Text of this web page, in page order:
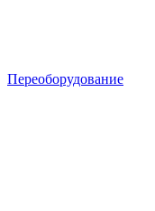
Переоборудование